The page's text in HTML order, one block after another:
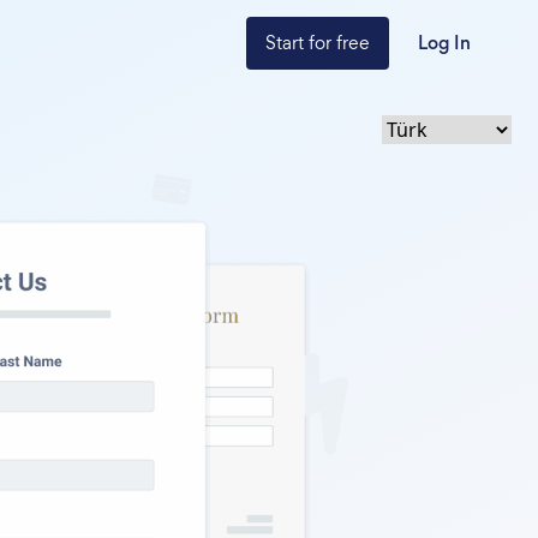
Start for free Log In